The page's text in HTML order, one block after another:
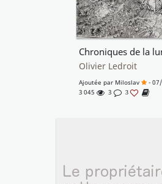
Chroniques de la
Olivier Ledroit
Ajoutée par Miloslav
-
3 045
3 3